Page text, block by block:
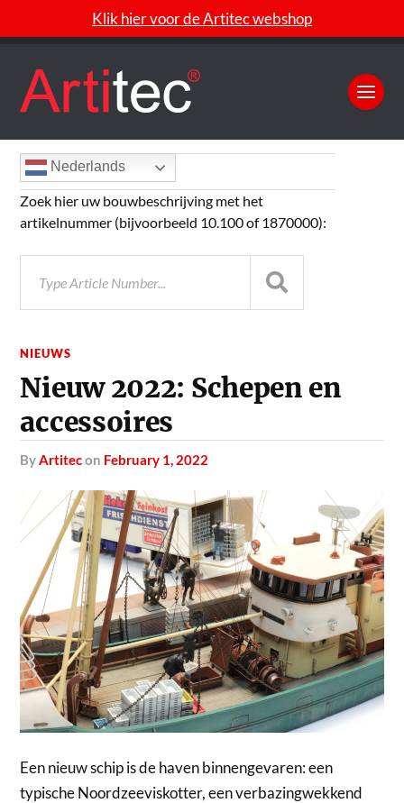
Klik hier voor de Artitec webshop
NIEUWS
Nieuw 2022: Schepen en
accessoires
byArtitecon February 1, 2022
Een nieuw schip is de haven binnengevaren: een
typische Noordzeeviskotter, een verbazingwekkend
Nederlands
Zoek hier uw bouwbeschrijving met het
artikelnummer (bijvoorbeeld 10.100 of 1870000):